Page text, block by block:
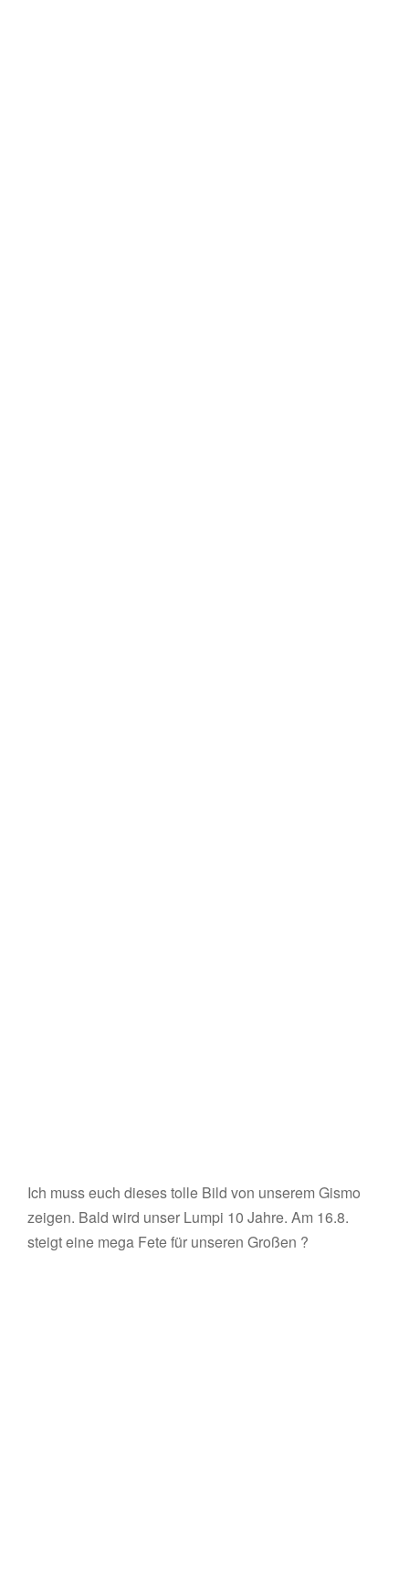
Ich muss euch dieses tolle Bild von unserem Gismo
zeigen. Bald wird unser Lumpi 10 Jahre. Am 16.8.
steigt eine mega Fete für unseren Großen ?